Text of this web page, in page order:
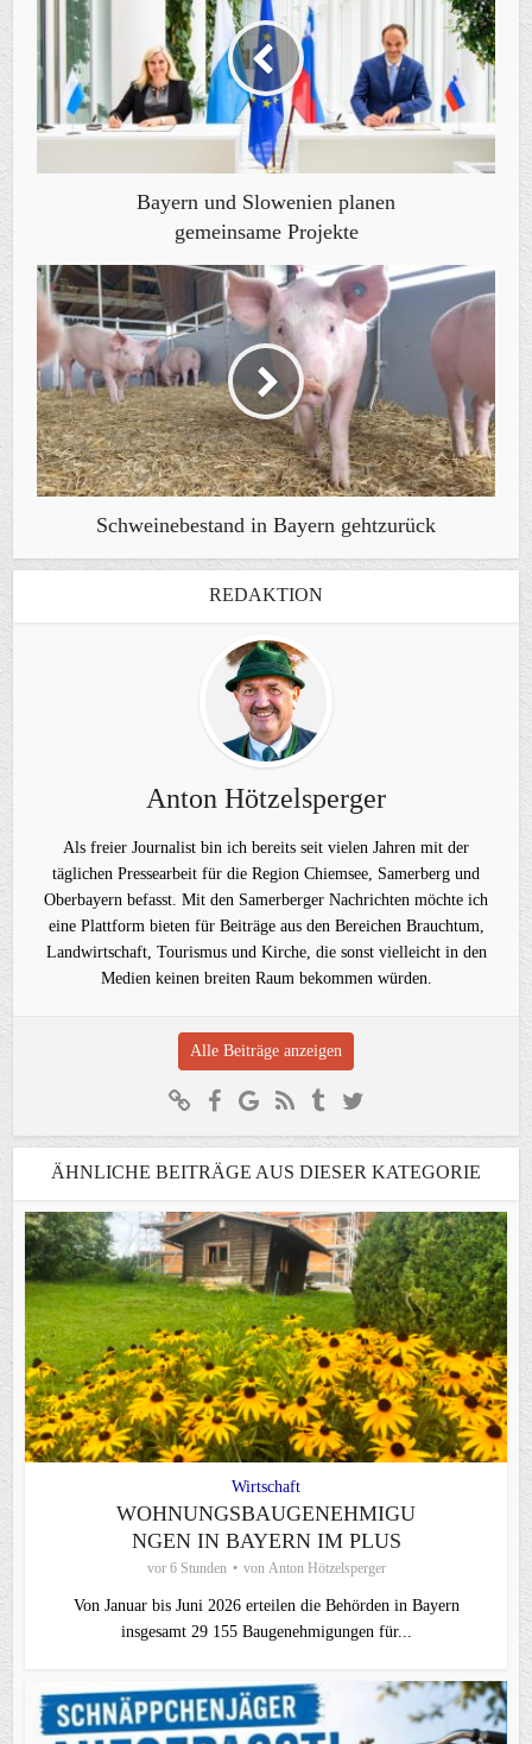
Bayern und Slowenien planen
gemeinsame Projekte
Schweinebestand in Bayern gehtzurück
REDAKTION
Anton Hötzelsperger
Als freier Journalist bin ich bereits seit vielen Jahren mit der
täglichen Pressearbeit für die Region Chiemsee, Samerberg und
Oberbayern befasst. Mit den Samerberger Nachrichten möchte ich
eine Plattform bieten für Beiträge aus den Bereichen Brauchtum,
Landwirtschaft, Tourismus und Kirche, die sonst vielleicht in den
Medien keinen breiten Raum bekommen würden.
Alle Beiträge anzeigen
ÄHNLICHE BEITRÄGE AUS DIESER KATEGORIE
Wirtschaft
WOHNUNGSBAUGENEHMIGU
NGEN IN BAYERN IM PLUS
vor 6 Stunden von Anton Hötzelsperger
Von Januar bis Juni 2026 erteilen die Behörden in Bayern
insgesamt 29 155 Baugenehmigungen für...